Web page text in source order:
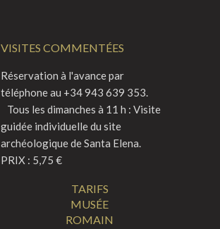
VISITES COMMENTÉES
Réservation à l'avance par
téléphone au +34 943 639 353.
Tous les dimanches à 11 h : Visite
guidée individuelle du site
archéologique de Santa Elena.
PRIX : 5,75 €
TARIFS
MUSÉE
ROMAIN